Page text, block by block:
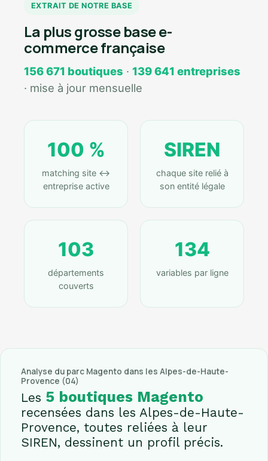
EXTRAIT DE NOTRE BASE
La plus grosse base e-
commerce française
156 671 boutiques · 139 641 entreprises
· mise à jour mensuelle
100 %
matching site ↔
entreprise active
SIREN
chaque site relié à
son entité légale
103
départements
couverts
134
variables par ligne
Analyse du parc Magento dans les Alpes-de-Haute-
Provence (04)
Les 5 boutiques Magento
recensées dans les Alpes-de-Haute-
Provence, toutes reliées à leur
SIREN, dessinent un profil précis.